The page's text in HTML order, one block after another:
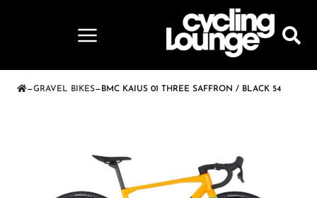
—GRAVEL BIKES— BMC KAIUS 01 THREE SAFFRON / BLACK 54